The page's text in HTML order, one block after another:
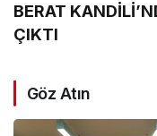
BERAT
ÇIKTI
Göz Atın